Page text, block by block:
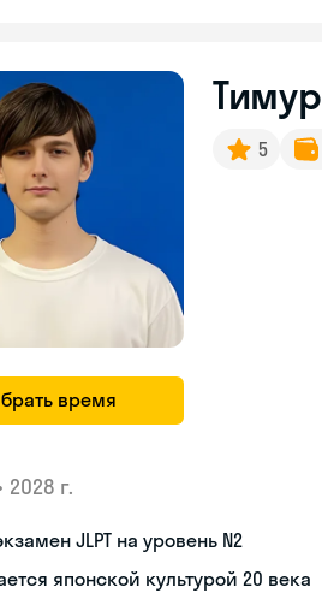
время
Тимур
5
2028 г.
JLPT на уровень N2
японской культурой 20 века